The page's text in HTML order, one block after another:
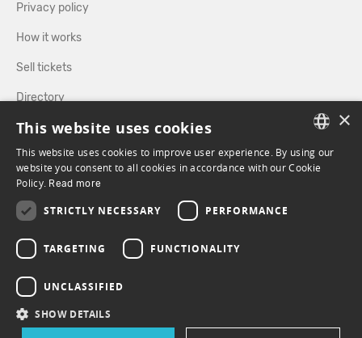
Privacy policy
How it works
Sell tickets
Directory
FOLLOW US
FACEBOOK
FRENCH
×
This website uses cookies
This website uses cookies to improve user experience. By using our
website you consent to all cookies in accordance with our Cookie
Policy. Read more
STRICTLY NECESSARY PERFORMANCE
TARGETING FUNCTIONALITY
UNCLASSIFIED
SHOW DETAILS